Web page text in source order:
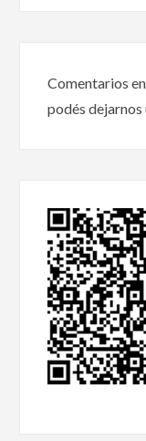
Comentarios
podés dejarnos